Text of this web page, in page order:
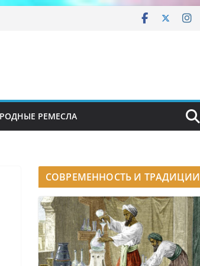
РЕМЕСЛА
СОВРЕМЕННОСТЬ И ТРАДИЦИИ